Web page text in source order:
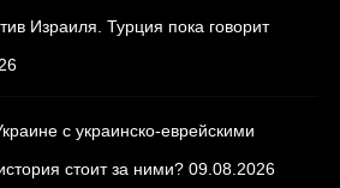
Израиля. Турция пока говорит
с украинско-еврейскими
стоит за ними? 09.08.2026